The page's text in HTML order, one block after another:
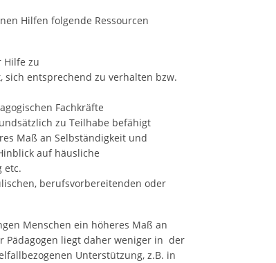
Hilfen folgende Ressourcen
Hilfe zu
sich entsprechend zu verhalten bzw.
Fachkräfte
zu Teilhabe befähigt
Maß an Selbständigkeit und
auf häusliche
etc.
berufsvorbereitenden oder
Menschen ein höheres Maß an
Pädagogen liegt daher weniger in der
Unterstützung, z.B. in